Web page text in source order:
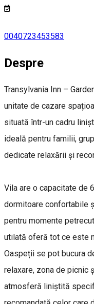
0040723453583
Despre
Transylvania Inn –
unitate de cazare
situată într-un cadru
ideală pentru familii,
dedicate relaxării și
Vila are o capacitate de
dormitoare confortabile
pentru momente
utilată oferă tot ce este
Oaspeții se pot bucura
relaxare, zona de picnic
atmosferă liniștită